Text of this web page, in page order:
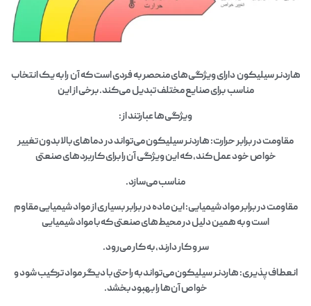
هاردنر سیلیکون دارای ویژگی‌های منحصر به فردی است که آن را به یک انتخاب
مناسب برای صنایع مختلف تبدیل می‌کند. برخی از این
ویژگی‌ها عبارتند از:
مقاومت در برابر حرارت: هاردنر سیلیکون می‌تواند در دماهای بالا بدون تغییر
خواص خود عمل کند، که این ویژگی آن را برای کاربردهای صنعتی
مناسب می‌سازد.
مقاومت در برابر مواد شیمیایی: این ماده در برابر بسیاری از مواد شیمیایی مقاوم
است و به همین دلیل در محیط‌های صنعتی که با مواد شیمیایی
سر و کار دارند، به کار می‌رود.
انعطاف‌پذیری: هاردنر سیلیکون می‌تواند به راحتی با دیگر مواد ترکیب شود و
خواص آن‌ها را بهبود بخشد.